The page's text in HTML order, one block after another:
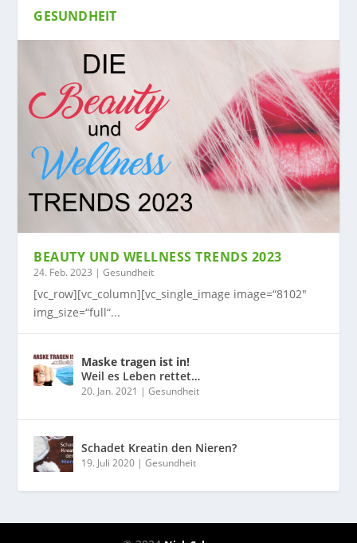
GESUNDHEIT
BEAUTY UND WELLNESS TRENDS 2023
24. Feb. 2023 |Gesundheit
[vc_row][vc_column][vc_single_image image=“8102″
img_size=“full“...
Maske tragen ist in!
Weil es Leben rettet…
20. Jan. 2021 |Gesundheit
Schadet Kreatin den Nieren?
19. Juli 2020 |Gesundheit